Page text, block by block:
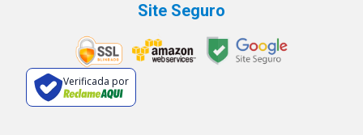
Site Seguro
Verificada por